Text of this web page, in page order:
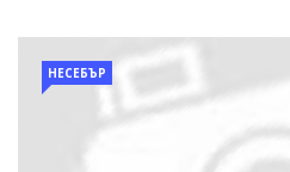
НЕСЕБЪР